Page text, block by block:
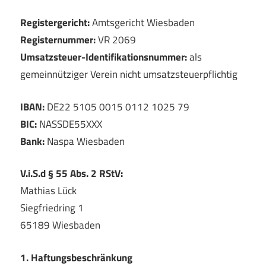
Registergericht:Amtsgericht Wiesbaden
Registernummer:VR 2069
Umsatzsteuer-Identifikationsnummer:als
gemeinnütziger Verein nicht umsatzsteuerpflichtig
IBAN:DE22 5105 0015 0112 1025 79
BIC:NASSDE55XXX
Bank:Naspa Wiesbaden
V.i.S.d § 55 Abs. 2 RStV:
Mathias Lück
Siegfriedring 1
65189 Wiesbaden
1. Haftungsbeschränkung